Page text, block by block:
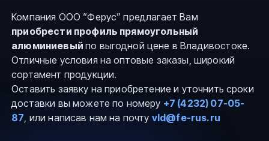
Компания ООО “Ферус” предлагает Вам
приобрести профиль прямоугольный
алюминиевыйпо выгодной цене в Владивостоке.
Отличные условия на оптовые заказы, широкий
сортамент продукции.
Оставить заявку на приобретение и уточнить сроки
доставки вы можете по номеру +7 (4232) 07-05-
87, или написав нам на почту vld@fe-rus.ru